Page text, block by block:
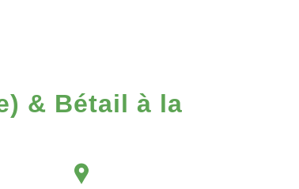
& Bétail à la